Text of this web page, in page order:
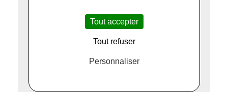
Tout accepter
Tout refuser
Personnaliser